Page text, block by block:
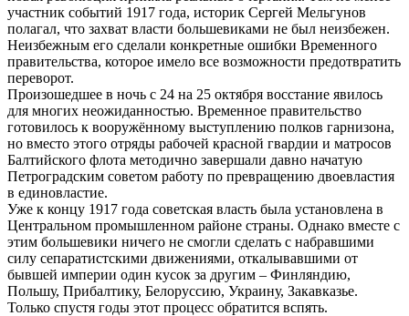
участник событий 1917 года, историк Сергей Мельгунов
полагал, что захват власти большевиками не был неизбежен.
Неизбежным его сделали конкретные ошибки Временного
правительства, которое имело все возможности предотвратить
переворот.
Произошедшее в ночь с 24 на 25 октября восстание явилось
для многих неожиданностью. Временное правительство
готовилось к вооружённому выступлению полков гарнизона,
но вместо этого отряды рабочей красной гвардии и матросов
Балтийского флота методично завершали давно начатую
Петроградским советом работу по превращению двоевластия
в единовластие.
Уже к концу 1917 года советская власть была установлена в
Центральном промышленном районе страны. Однако вместе с
этим большевики ничего не смогли сделать с набравшими
силу сепаратистскими движениями, откалывавшими от
бывшей империи один кусок за другим – Финляндию,
Польшу, Прибалтику, Белоруссию, Украину, Закавказье.
Только спустя годы этот процесс обратится вспять.